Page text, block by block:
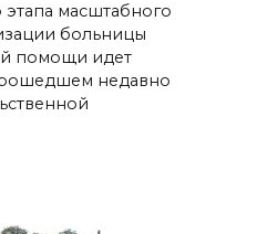
масштабного
больницы
помощи идет
недавно